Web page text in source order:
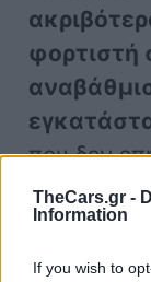
TheCars.gr -
Information
If you wish to
φορτιστή
που δεν
κατόχους